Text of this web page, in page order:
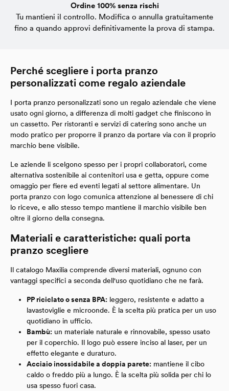
Ordine 100% senza rischi
Tu mantieni il controllo. Modifica o annulla gratuitamente
fino a quando approvi definitivamente la prova di stampa.
Perché scegliere i porta pranzo
personalizzati come regalo aziendale
I porta pranzo personalizzati sono un regalo aziendale che viene
usato ogni giorno, a differenza di molti gadget che finiscono in
un cassetto. Per ristoranti e servizi di catering sono anche un
modo pratico per proporre il pranzo da portare via con il proprio
marchio bene visibile.
Le aziende li scelgono spesso per i propri collaboratori, come
alternativa sostenibile ai contenitori usa e getta, oppure come
omaggio per fiere ed eventi legati al settore alimentare. Un
porta pranzo con logo comunica attenzione al benessere di chi
lo riceve, e allo stesso tempo mantiene il marchio visibile ben
oltre il giorno della consegna.
Materiali e caratteristiche: quali porta
pranzo scegliere
Il catalogo Maxilia comprende diversi materiali, ognuno con
vantaggi specifici a seconda dell'uso quotidiano che ne farà.
PP riciclato o senza BPA: leggero, resistente e adatto a
lavastoviglie e microonde. È la scelta più pratica per un uso
quotidiano in ufficio.
Bambù: un materiale naturale e rinnovabile, spesso usato
per il coperchio. Il logo può essere inciso al laser, per un
effetto elegante e duraturo.
Acciaio inossidabile a doppia parete: mantiene il cibo
caldo o freddo più a lungo. È la scelta più solida per chi lo
usa spesso fuori casa.